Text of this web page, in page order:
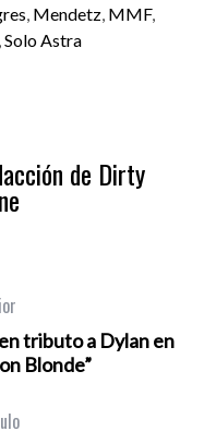
, Mendetz, MMF,
Solo Astra
de Dirty
tributo a Dylan en
Blonde”